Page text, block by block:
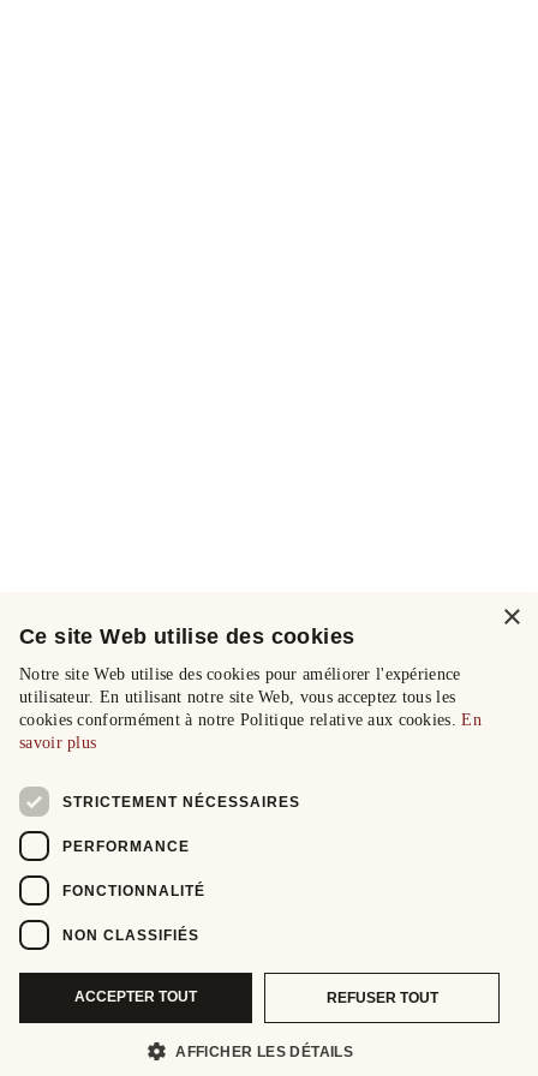
×
Ce site Web utilise des cookies
Notre site Web utilise des cookies pour améliorer l'expérience
utilisateur. En utilisant notre site Web, vous acceptez tous les
cookies conformément à notre Politique relative aux cookies.En
savoir plus
STRICTEMENT NÉCESSAIRES
PERFORMANCE
FONCTIONNALITÉ
NON CLASSIFIÉS
ACCEPTER TOUT REFUSER TOUT
AFFICHER LES DÉTAILS